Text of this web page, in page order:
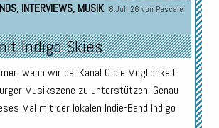
, INTERVIEWS, MUSIK 8.Juli 26 von Pascale
Indigo Skies
wenn wir bei Kanal C die Möglichkeit
Musikszene zu unterstützen. Genau
Mal mit der lokalen Indie-Band Indigo